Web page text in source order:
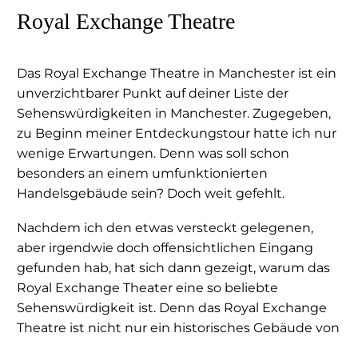
Royal Exchange Theatre
Das Royal Exchange Theatre in Manchester ist ein
unverzichtbarer Punkt auf deiner Liste der
Sehenswürdigkeiten in Manchester. Zugegeben,
zu Beginn meiner Entdeckungstour hatte ich nur
wenige Erwartungen. Denn was soll schon
besonders an einem umfunktionierten
Handelsgebäude sein? Doch weit gefehlt.
Nachdem ich den etwas versteckt gelegenen,
aber irgendwie doch offensichtlichen Eingang
gefunden hab, hat sich dann gezeigt, warum das
Royal Exchange Theater eine so beliebte
Sehenswürdigkeit ist. Denn das Royal Exchange
Theatre ist nicht nur ein historisches Gebäude von